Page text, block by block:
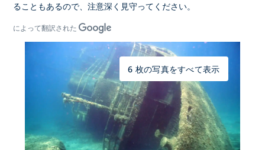
ることもあるので、注意深く見守ってください。
によって翻訳された
6 枚の写真をすべて表示